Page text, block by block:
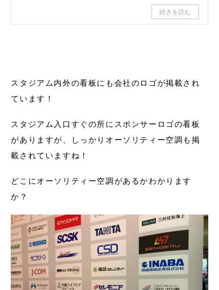
スタジアム内外の看板にも会社のロゴが掲載され
ています！
スタジアム入口すぐの所にスポンサーロゴの看板
がありますが、しっかりオーソリティー空調も掲
載されていますね！
どこにオーソリティー空調があるかわかります
か？